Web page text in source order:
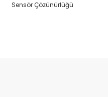
Sensör Çözünürlüğü
Ürün resmi kalitesiz, bozuk